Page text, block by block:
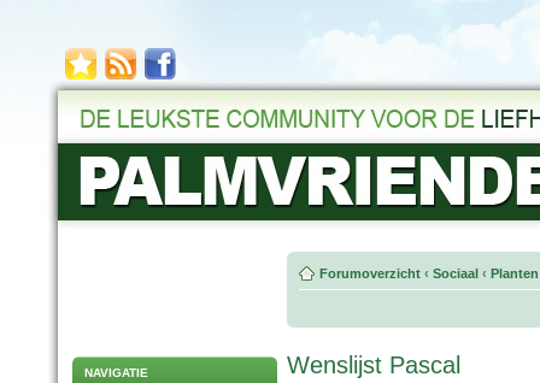
NAVIGATIE
Forumoverzicht ‹ Sociaal ‹
Wenslijst Pascal